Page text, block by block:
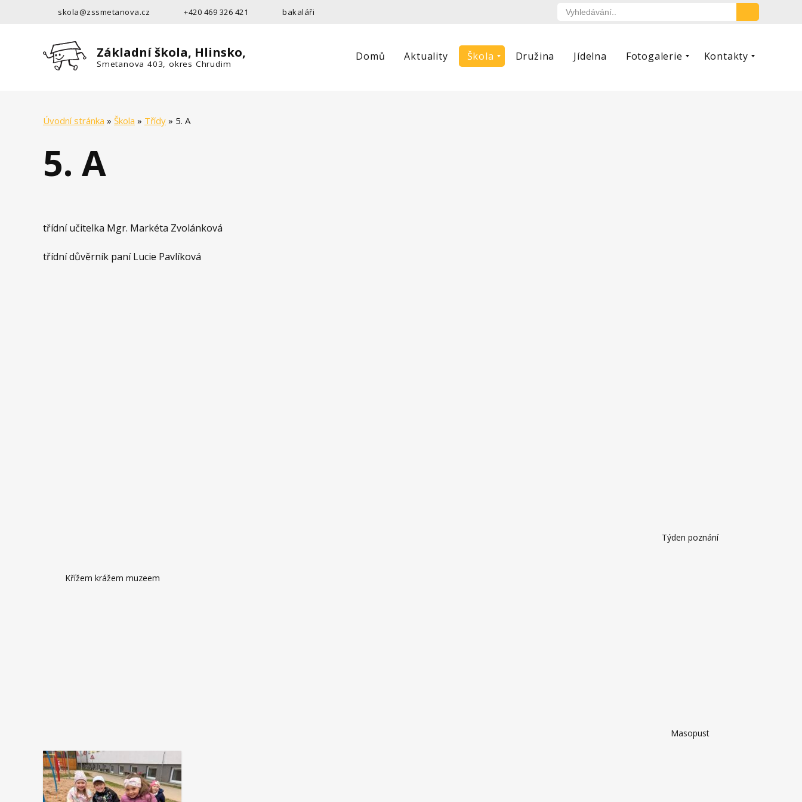
skola@zssmetanova.cz +420 469 326 421 bakaláři
Základní škola, Hlinsko,
Smetanova 403, okres Chrudim
Domů Aktuality Škola Družina Jídelna Fotogalerie Kontakty
Úvodní stránka » Škola » Třídy » 5. A
5. A
třídní učitelka Mgr. Markéta Zvolánková
třídní důvěrník paní Lucie Pavlíková
Týden poznání
Křížem krážem muzeem
Masopust